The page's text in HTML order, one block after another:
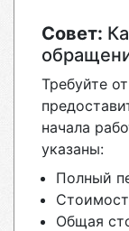
Совет:
Требуйте
начала
указаны:
Полный
Общая